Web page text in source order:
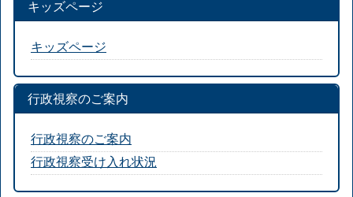
キッズページ
キッズページ
行政視察のご案内
行政視察のご案内
行政視察受け入れ状況